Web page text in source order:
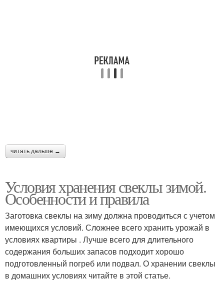
читать дальше →
Условия хранения свеклы зимой.
Особенности и правила
Заготовка свеклы на зиму должна проводиться с учетом
имеющихся условий. Сложнее всего хранить урожай в
условиях квартиры . Лучше всего для длительного
содержания больших запасов подходит хорошо
подготовленный погреб или подвал. О хранении свеклы
в домашних условиях читайте в этой статье.